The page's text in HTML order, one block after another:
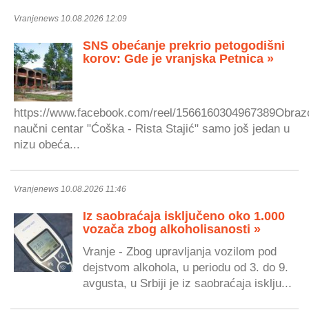
Vranjenews 10.08.2026 12:09
SNS obećanje prekrio petogodišni
korov: Gde je vranjska Petnica »
https://www.facebook.com/reel/
naučni centar "Ćoška - Rista Stajić" samo još jedan u
nizu obeća...
Vranjenews 10.08.2026 11:46
Iz saobraćaja isključeno oko 1.000
vozača zbog alkoholisanosti »
Vranje - Zbog upravljanja vozilom pod
dejstvom alkohola, u periodu od 3. do 9.
avgusta, u Srbiji je iz saobraćaja isklju...